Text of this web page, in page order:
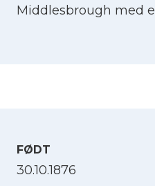
Middlesbrough med
FØDT
30.10.1876